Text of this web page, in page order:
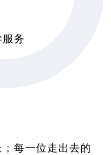
务
每一位走出去的